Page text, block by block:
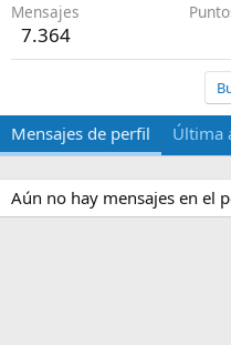
Mensajes
7.364
Mensajes de perfil Última
Aún no hay mensajes en el